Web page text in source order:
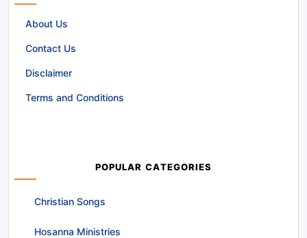
About Us
Contact Us
Disclaimer
Terms and Conditions
POPULAR CATEGORIES
Christian Songs
Hosanna Ministries